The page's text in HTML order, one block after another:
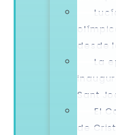
desde
La
Sant
El
de